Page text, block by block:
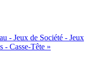
- Jeux de Société - Jeux
- Casse-Tête »